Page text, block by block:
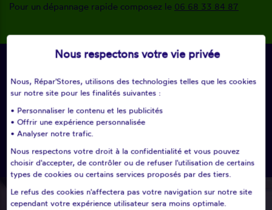
Pour un dépannage rapide composez le 06 68 33 84 87
Modifier ma recherche
ou
Choisissez un département
Nous respectons votre vie privée
Nous, Répar'Stores, utilisons des technologies telles que les cookies
sur notre site pour les finalités suivantes :
• Personnaliser le contenu et les publicités
• Offrir une expérience personnalisée
• Analyser notre trafic.
Nous respectons votre droit à la confidentialité et vous pouvez
choisir d'accepter, de contrôler ou de refuser l'utilisation de certains
types de cookies ou certains services proposés par des tiers.
Le refus des cookies n'affectera pas votre navigation sur notre site
cependant votre expérience utilisateur sera moins optimale.